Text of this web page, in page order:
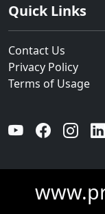
Quick Links
Contact Us
Privacy Policy
Terms of Usage
YouTube Facebook Instagram